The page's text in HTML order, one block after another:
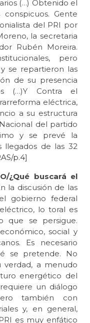
(…) Obtenido el
Gente
del PRI por
la secretaria
Rubén Moreira.
pero
se repartieron las
de su presencia
(…)Y Contra el
eléctrica,
a su estructura
del partido
y se prevé la
llegados de las 32
p.4]
¿Qué buscará el
la discusión de las
gobierno federal
lo toral es
que se persigue.
social y
Es necesario
se pretende. No
a menudo
energético del
un diálogo
también con
y, en general,
es muy enfático